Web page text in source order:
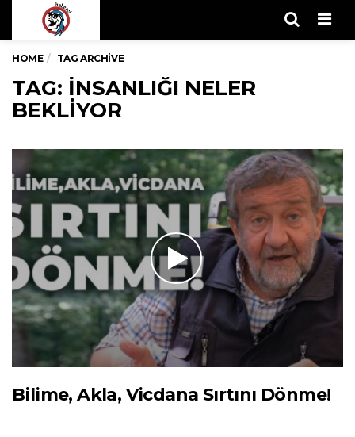
HOME TAG ARCHIVE
TAG: INSANLIĞI NELER
BEKLIYOR
Bilime, Akla, Vicdana Sırtını Dönme!